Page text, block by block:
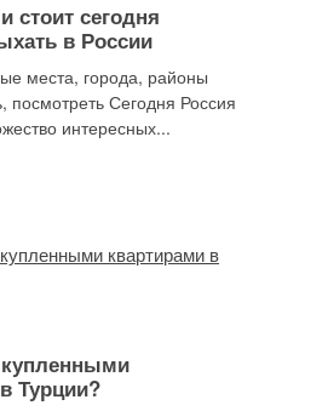
стоит сегодня
в России
места, города, районы
посмотреть Сегодня Россия
интересных...
купленными
Турции?